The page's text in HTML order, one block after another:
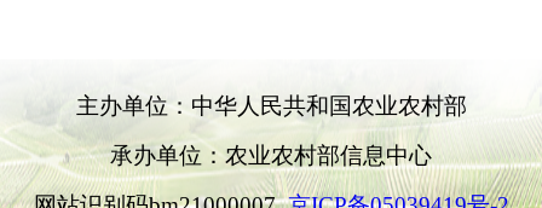
主办单位：中华人民共和国农业农村部
承办单位：农业农村部信息中心